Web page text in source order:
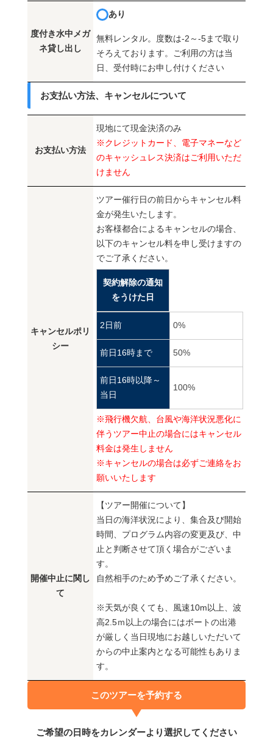
度付き水中メガ
ネ貸し出し
あり
無料レンタル。度数は-2～-5まで取り
そろえております。ご利用の方は当
日、受付時にお申し付けください
お支払い方法、キャンセルについて
お支払い方法
現地にて現金決済のみ
※クレジットカード、電子マネーなど
のキャッシュレス決済はご利用いただ
けません
キャンセルポリ
シー
ツアー催行日の前日からキャンセル料
金が発生いたします。
お客様都合によるキャンセルの場合、
以下のキャンセル料を申し受けますの
でご了承ください。
契約解除の通知
をうけた日
2日前 0%
前日16時まで 50%
前日16時以降～
当日
100%
※飛行機欠航、台風や海洋状況悪化に
伴うツアー中止の場合にはキャンセル
料金は発生しません
※キャンセルの場合は必ずご連絡をお
願いいたします
開催中止に関し
て
【ツアー開催について】
当日の海洋状況により、集合及び開始
時間、プログラム内容の変更及び、中
止と判断させて頂く場合がございま
す。
自然相手のため予めご了承ください。
※天気が良くても、風速10m以上、波
高2.5ｍ以上の場合にはボートの出港
が厳しく当日現地にお越しいただいて
からの中止案内となる可能性もありま
す。
このツアーを予約する
ご希望の日時をカレンダーより選択してください